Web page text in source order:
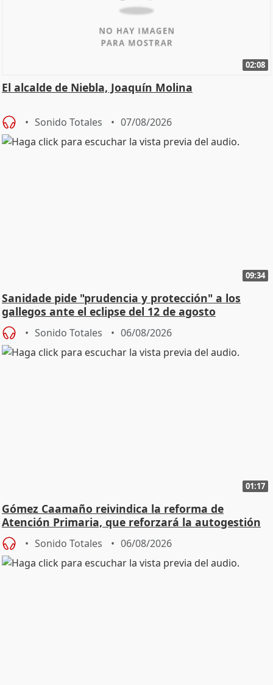
02:08
El alcalde de Niebla, Joaquín Molina
Sonido Totales 07/08/2026
09:34
Sanidade pide "prudencia y protección" a los
gallegos ante el eclipse del 12 de agosto
Sonido Totales 06/08/2026
01:17
Gómez Caamaño reivindica la reforma de
Atención Primaria, que reforzará la autogestión
Sonido Totales 06/08/2026